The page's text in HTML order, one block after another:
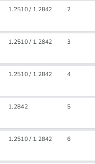
1.2510 / 1.2842 2
1.2510 / 1.2842 3
1.2510 / 1.2842 4
1.2842 5
1.2510 / 1.2842 6